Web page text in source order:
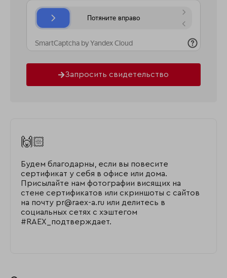
Запросить свидетельство
🙌🏻
Будем благодарны, если вы повесите
сертификат у себя в офисе или дома.
Присылайте нам фотографии висящих на
стене сертификатов или скриншоты с сайтов
на почту pr@raex-a.ru или делитесь в
социальных сетях с хэштегом
#RAEX_подтверждает.